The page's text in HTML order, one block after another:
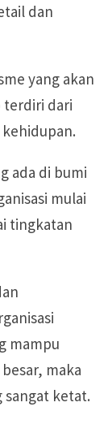
dan
yang akan
terdiri dari
ada di bumi
mulai
tingkatan
mampu
maka
sangat ketat.